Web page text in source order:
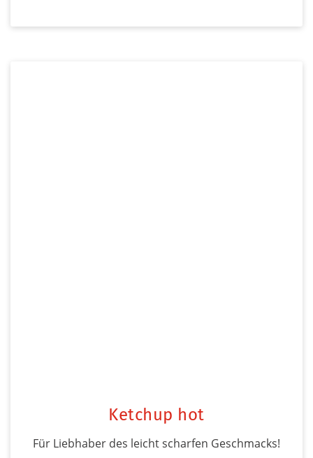
Ketchup hot
Für Liebhaber des leicht scharfen Geschmacks!